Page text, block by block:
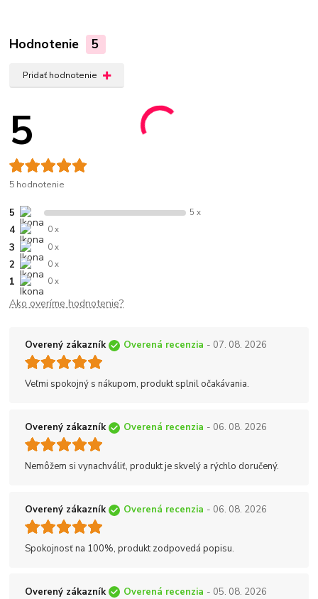
Hodnotenie 5
Pridať hodnotenie
5
5 hodnotenie
5 5 x
4 0 x
3 0 x
2 0 x
1 0 x
Ako overíme hodnotenie?
Overený zákazník Overená recenzia - 07. 08. 2026
Veľmi spokojný s nákupom, produkt splnil očakávania.
Overený zákazník Overená recenzia - 06. 08. 2026
Nemôžem si vynachváliť, produkt je skvelý a rýchlo doručený.
Overený zákazník Overená recenzia - 06. 08. 2026
Spokojnosť na 100%, produkt zodpovedá popisu.
Overený zákazník Overená recenzia - 05. 08. 2026